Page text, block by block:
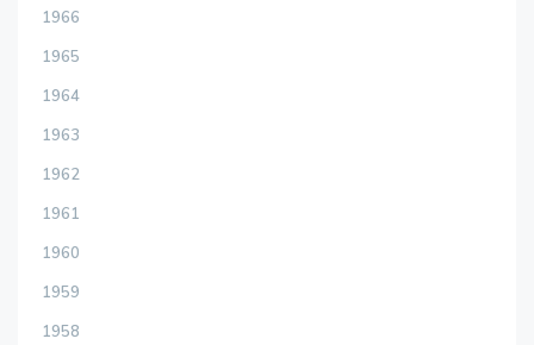
1966
1965
1964
1963
1962
1961
1960
1959
1958